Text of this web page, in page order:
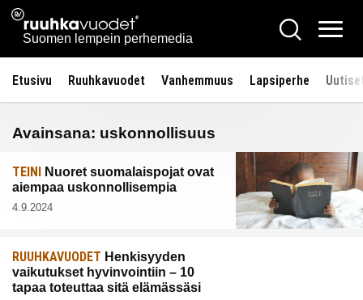
Siirry
sisältöön
Ruuhkavuodet.fi
Suomen lempein perhemedia
Hae
Etusivu Ruuhkavuodet Vanhemmuus Lapsiperhe
Avainsana: uskonnollisuus
TEINI Nuoret suomalaispojat ovat
aiempaa uskonnollisempia
4.9.2024
RUUHKAVUODET Henkisyyden
vaikutukset hyvinvointiin – 10
tapaa toteuttaa sitä elämässäsi